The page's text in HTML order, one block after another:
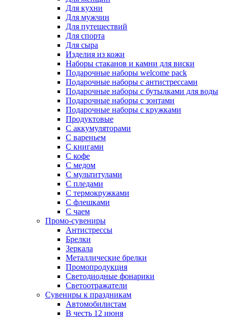
Для кухни
Для мужчин
Для путешествий
Для спорта
Для сыра
Изделия из кожи
Наборы стаканов и камни для виски
Подарочные наборы welcome pack
Подарочные наборы с антистрессами
Подарочные наборы с бутылками для воды
Подарочные наборы с зонтами
Подарочные наборы с кружками
Продуктовые
С аккумуляторами
С вареньем
С книгами
С кофе
С медом
С мультитулами
С пледами
С термокружками
С флешками
С чаем
Промо-сувениры
Антистрессы
Брелки
Зеркала
Металлические брелки
Промопродукция
Светодиодные фонарики
Светоотражатели
Сувениры к праздникам
Автомобилистам
В честь 12 июня